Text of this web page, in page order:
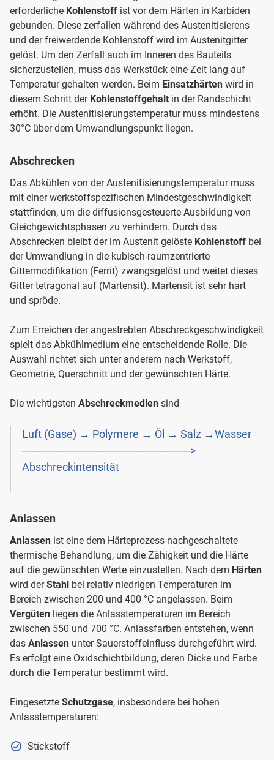
erforderliche Kohlenstoff ist vor dem Härten in Karbiden
gebunden. Diese zerfallen während des Austenitisierens
und der freiwerdende Kohlenstoff wird im Austenitgitter
gelöst. Um den Zerfall auch im Inneren des Bauteils
sicherzustellen, muss das Werkstück eine Zeit lang auf
Temperatur gehalten werden. Beim Einsatzhärten wird in
diesem Schritt der Kohlenstoffgehalt in der Randschicht
erhöht. Die Austenitisierungstemperatur muss mindestens
30°C über dem Umwandlungspunkt liegen.
Abschrecken
Das Abkühlen von der Austenitisierungstemperatur muss
mit einer werkstoffspezifischen Mindestgeschwindigkeit
stattfinden, um die diffusionsgesteuerte Ausbildung von
Gleichgewichtsphasen zu verhindern. Durch das
Abschrecken bleibt der im Austenit gelöste Kohlenstoff bei
der Umwandlung in die kubisch-raumzentrierte
Gittermodifikation (Ferrit) zwangsgelöst und weitet dieses
Gitter tetragonal auf (Martensit). Martensit ist sehr hart
und spröde.
Zum Erreichen der angestrebten Abschreckgeschwindigkeit
spielt das Abkühlmedium eine entscheidende Rolle. Die
Auswahl richtet sich unter anderem nach Werkstoff,
Geometrie, Querschnitt und der gewünschten Härte.
Die wichtigsten Abschreckmedien sind
Luft (Gase) → Polymere → Öl → Salz →Wasser
------------------------------------------------------->
Abschreckintensität
Anlassen
Anlassen ist eine dem Härteprozess nachgeschaltete
thermische Behandlung, um die Zähigkeit und die Härte
auf die gewünschten Werte einzustellen. Nach dem Härten
wird derStahl bei relativ niedrigen Temperaturen im
Bereich zwischen 200 und 400 °C angelassen. Beim
Vergüten liegen die Anlasstemperaturen im Bereich
zwischen 550 und 700 °C. Anlassfarben entstehen, wenn
das Anlassen unter Sauerstoffeinfluss durchgeführt wird.
Es erfolgt eine Oxidschichtbildung, deren Dicke und Farbe
durch die Temperatur bestimmt wird.
Eingesetzte Schutzgase, insbesondere bei hohen
Anlasstemperaturen:
Stickstoff